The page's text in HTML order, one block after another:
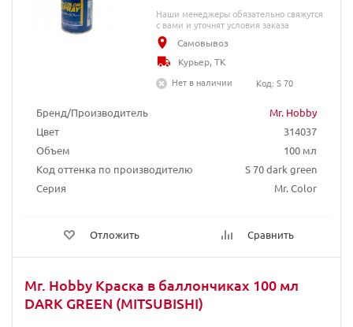
Бренд/Производитель
Mr. Hobby
Цвет
314037
Объем
100 мл
Код оттенка по производителю
S 70 dark green
Серия
Mr. Color
Отложить Сравнить
Наши менеджеры обязательно свяжутся
с вами и уточнят условия заказа
Самовывоз
Курьер, ТК
Нет в наличии
Код: S 70
Mr. Hobby Краска в баллончиках 100 мл
DARK GREEN (MITSUBISHI)